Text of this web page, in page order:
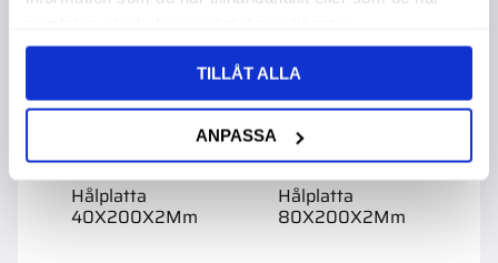
TILLÅT ALLA
ANPASSA
Hålplatta
40X200X2Mm
Hålplatta
80X200X2Mm